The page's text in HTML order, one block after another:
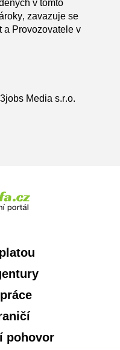
v tomto
zavazuje se
a Provozovatele v
Media s.r.o.
pohovor